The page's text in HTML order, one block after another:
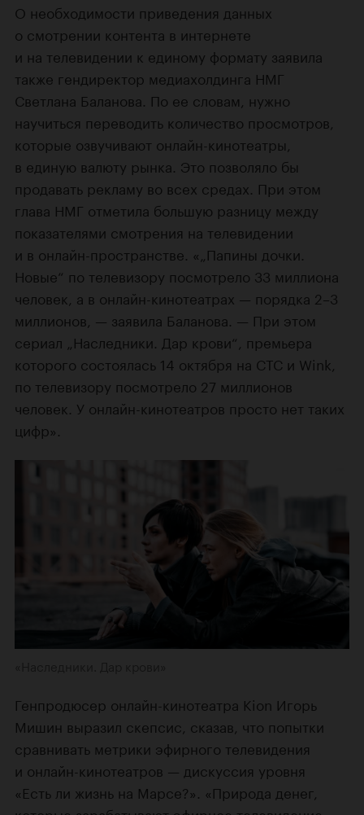
О необходимости приведения данных
о смотрении контента в интернете
и на телевидении к единому формату заявила
также гендиректор медиахолдинга НМГ
Светлана Баланова. По ее словам, нужно
научиться переводить количество просмотров,
которые озвучивают онлайн-кинотеатры,
в единую валюту рынка. Это позволяло бы
продавать рекламу во всех средах. При этом
глава НМГ отметила большую разницу между
показателями смотрения на телевидении
и в онлайн-пространстве. «„Папины дочки.
Новые“ по телевизору посмотрело 33 миллиона
человек, а в онлайн-кинотеатрах — порядка 2–3
миллионов, — заявила Баланова. — При этом
сериал „Наследники. Дар крови“, премьера
которого состоялась 14 октября на СТС и Wink,
по телевизору посмотрело 27 миллионов
человек. У онлайн-кинотеатров просто нет таких
цифр».
Генпродюсер онлайн-кинотеатра Kion Игорь
Мишин выразил скепсис, сказав, что попытки
сравнивать метрики эфирного телевидения
и онлайн-кинотеатров — дискуссия уровня
«Есть ли жизнь на Марсе?». «Природа денег,